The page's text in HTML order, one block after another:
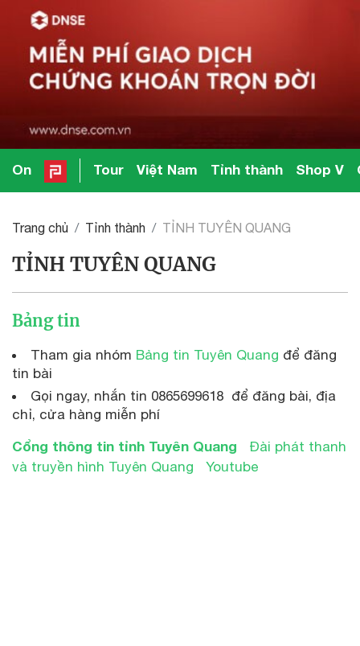
On Tour Việt Nam Tỉnh thành Shop V
Trang chủ Tỉnh thành TỈNH TUYÊN QUANG
TỈNH TUYÊN QUANG
Bảng tin
Tham gia nhóm Bảng tin Tuyên Quang để đăng
tin bài
Gọi ngay, nhắn tin 0865699618 để đăng bài, địa
chỉ, cửa hàng miễn phí
Cổng thông tin tỉnh Tuyên Quang
Đài phát thanh
và truyền hình Tuyên Quang
Youtube